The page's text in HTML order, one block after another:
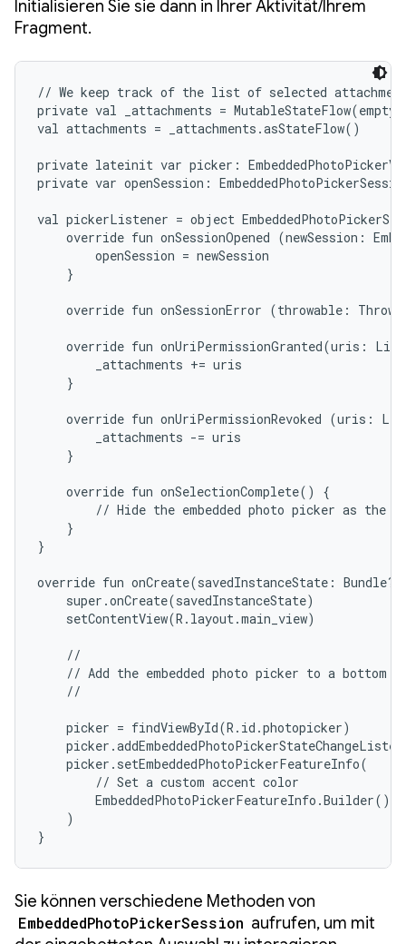
Initialisieren Sie sie dann in Ihrer Aktivität/Ihrem
Fragment.
// We keep track of the list of selected
private val _attachments =
val attachments = _attachments.asStateFlow()
private lateinit var picker:
private var openSession:
val pickerListener = object
override fun onSessionOpened (newSession:
        openSession = newSession
    }
override fun onSessionError (throwable:
override fun onUriPermissionGranted(uris:
        _attachments += uris
    }
override fun onUriPermissionRevoked (uris:
        _attachments -= uris
    }
    override fun onSelectionComplete() {
// Hide the embedded photo picker as the
    }
}
override fun onCreate(savedInstanceState:
    super.onCreate(savedInstanceState)
    setContentView(R.layout.main_view)
    //
// Add the embedded photo picker to a bottom
    //
    picker = findViewById(R.id.photopicker)
    picker.setEmbeddedPhotoPickerFeatureInfo(
        // Set a custom accent color
    )
}
Sie können verschiedene Methoden von
EmbeddedPhotoPickerSession aufrufen, um mit